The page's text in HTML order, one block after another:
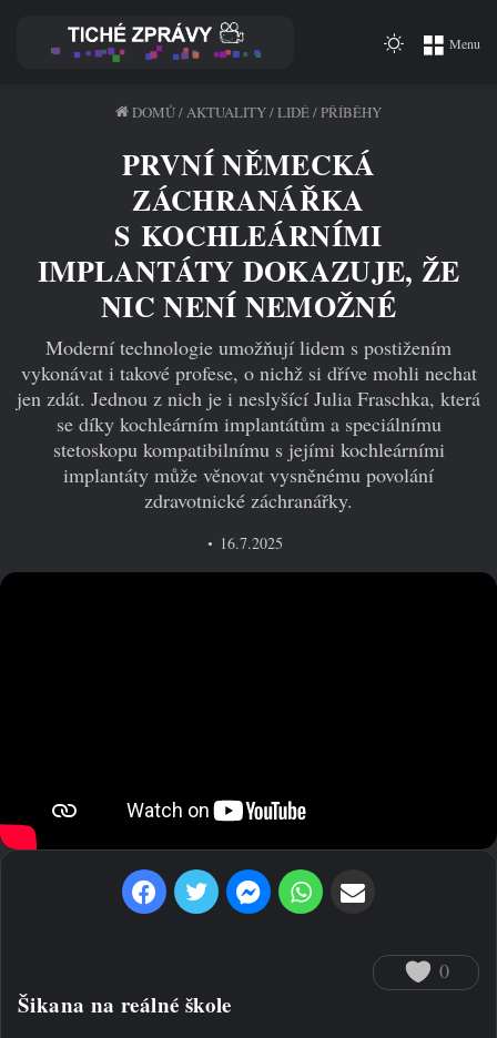
Menu
Switch
DOMŮ/ AKTUALITY/LIDÉ/PŘÍBĚHY
PRVNÍ NĚMECKÁ
ZÁCHRANÁŘKA
S KOCHLEÁRNÍMI
IMPLANTÁTY DOKAZUJE, ŽE
NIC NENÍ NEMOŽNÉ
Moderní technologie umožňují lidem s postižením
vykonávat i takové profese, o nichž si dříve mohli nechat
jen zdát. Jednou z nich je i neslyšící Julia Fraschka, která
se díky kochleárním implantátům a speciálnímu
stetoskopu kompatibilnímu s jejími kochleárními
implantáty může věnovat vysněnému povolání
zdravotnické záchranářky.
16.7.2025
0
Šikana na reálné škole